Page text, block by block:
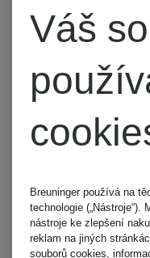
Váš
Breuninger používá na
technologie
nástroje ke zlepšení
reklam na jiných
souborů cookies,